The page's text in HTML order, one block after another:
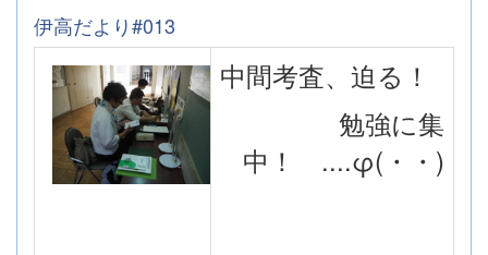
伊高だより#013
中間考査、迫る！
勉強に集
中！ ....φ(・・)